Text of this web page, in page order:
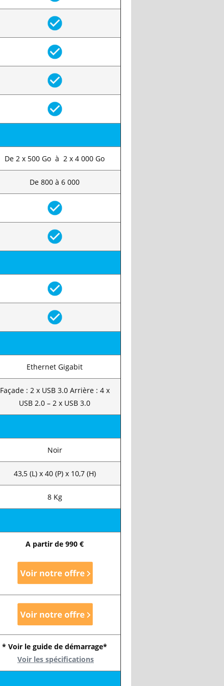
De 2 x 500 Go à 2 x 4 000 Go
De 800 à 6 000
Ethernet Gigabit
Façade : 2 x USB 3.0 Arrière : 4 x
USB 2.0 – 2 x USB 3.0
Noir
43,5 (L) x 40 (P) x 10,7 (H)
8 Kg
A partir de 990 €
* Voir le guide de démarrage*
Voir les spécifications